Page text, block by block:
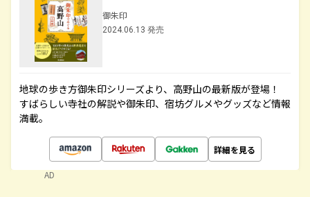
御朱印
2024.06.13 発売
地球の歩き方御朱印シリーズより、高野山の最新版が登場！
すばらしい寺社の解説や御朱印、宿坊グルメやグッズなど情報
満載。
詳細を見る
AD